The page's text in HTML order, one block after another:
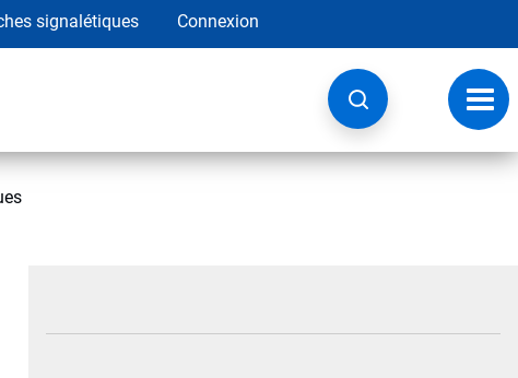
signalétiques Connexion
à